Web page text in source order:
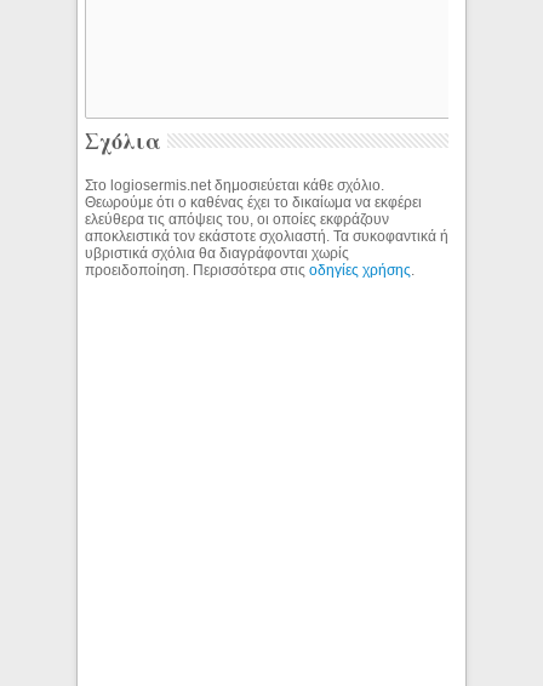
Σχόλια
Στο logiosermis.net δημοσιεύεται κάθε σχόλιο.
Θεωρούμε ότι ο καθένας έχει το δικαίωμα να εκφέρει
ελεύθερα τις απόψεις του, οι οποίες εκφράζουν
αποκλειστικά τον εκάστοτε σχολιαστή. Τα συκοφαντικά ή
υβριστικά σχόλια θα διαγράφονται χωρίς
προειδοποίηση. Περισσότερα στιςοδηγίες χρήσης